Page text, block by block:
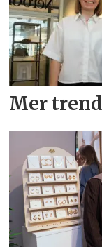
Mer